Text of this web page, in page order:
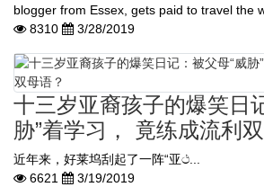
blogger from Essex, gets paid to travel the
8310
3/28/2019
十三岁亚裔孩子的爆笑日
胁”着学习， 竟练成流利
近年来，好莱坞刮起了一阵“亚ථ...
6621
3/19/2019